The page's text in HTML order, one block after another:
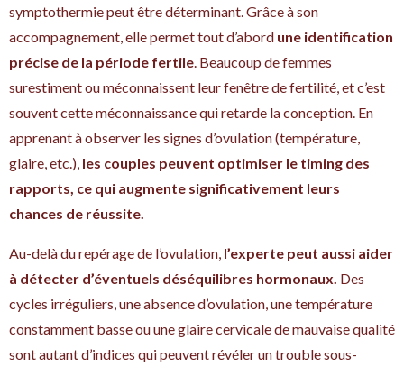
symptothermie peut être déterminant. Grâce à son
accompagnement, elle permet tout d’abord une identification
précise de la période fertile. Beaucoup de femmes
surestiment ou méconnaissent leur fenêtre de fertilité, et c’est
souvent cette méconnaissance qui retarde la conception. En
apprenant à observer les signes d’ovulation (température,
glaire, etc.), les couples peuvent optimiser le timing des
rapports, ce qui augmente significativement leurs
chances de réussite.
Au-delà du repérage de l’ovulation, l’experte peut aussi aider
à détecter d’éventuels déséquilibres hormonaux. Des
cycles irréguliers, une absence d’ovulation, une température
constamment basse ou une glaire cervicale de mauvaise qualité
sont autant d’indices qui peuvent révéler un trouble sous-